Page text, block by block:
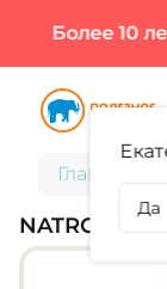
Более 10
Главная
NATROL,
Да